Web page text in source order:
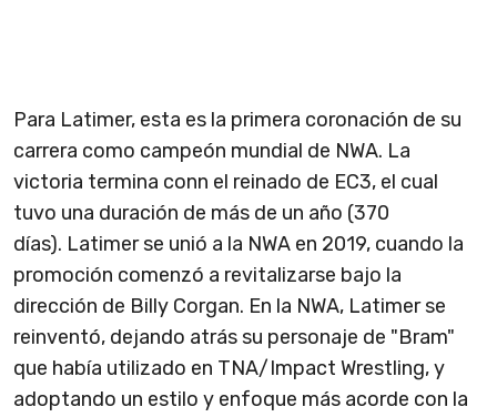
Para Latimer, esta es la primera coronación de su
carrera como campeón mundial de NWA. La
victoria termina conn el reinado de EC3, el cual
tuvo una duración de más de un año (370
días). Latimer se unió a la NWA en 2019, cuando la
promoción comenzó a revitalizarse bajo la
dirección de Billy Corgan. En la NWA, Latimer se
reinventó, dejando atrás su personaje de "Bram"
que había utilizado en TNA/Impact Wrestling, y
adoptando un estilo y enfoque más acorde con la